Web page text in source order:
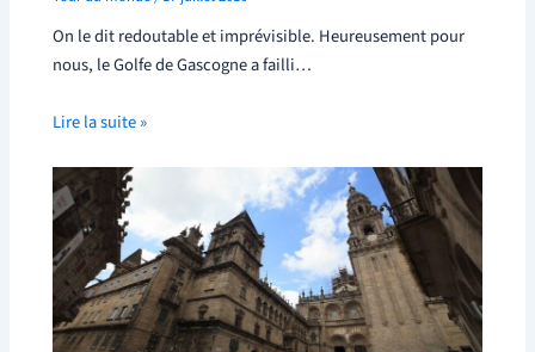
On le dit redoutable et imprévisible. Heureusement pour
nous, le Golfe de Gascogne a failli…
Lire la suite »